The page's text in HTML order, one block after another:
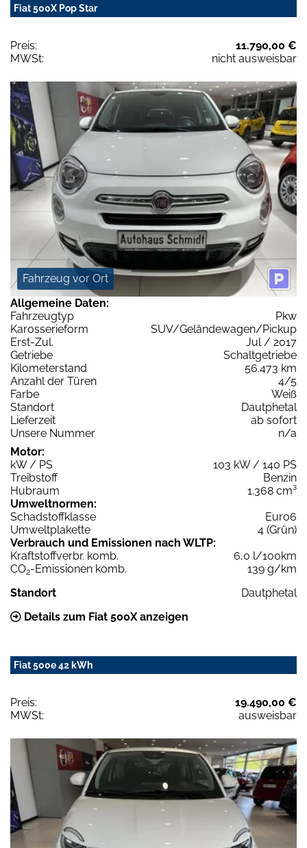
Fiat 500X Pop Star
Preis:
11.790,00 €
MWSt:
nicht ausweisbar
Fahrzeug vor Ort
Allgemeine Daten:
Fahrzeugtyp
Pkw
Karosserieform
SUV/Geländewagen/Pickup
Erst-Zul.
Jul / 2017
Getriebe
Schaltgetriebe
Kilometerstand
56.473 km
Anzahl der Türen
4/5
Farbe
Weiß
Standort
Dautphetal
Lieferzeit
ab sofort
Unsere Nummer
n/a
Motor:
kW / PS
103 kW / 140 PS
Treibstoff
Benzin
Hubraum
1.368 cm³
Umweltnormen:
Schadstoffklasse
Euro6
Umweltplakette
4 (Grün)
Verbrauch und Emissionen nach WLTP:
Kraftstoffverbr. komb.
6,0 l/100km
CO2-Emissionen komb.
139 g/km
Standort
Dautphetal
Details zum Fiat 500X anzeigen
Fiat 500e 42 kWh
Preis:
19.490,00 €
MWSt:
ausweisbar